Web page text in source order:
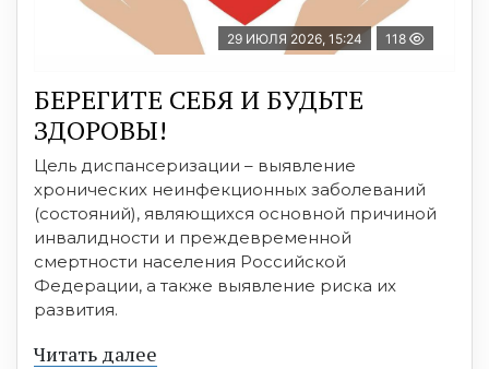
29 ИЮЛЯ 2026, 15:24 118
БЕРЕГИТЕ СЕБЯ И БУДЬТЕ
ЗДОРОВЫ!
Цель диспансеризации – выявление
хронических неинфекционных заболеваний
(состояний), являющихся основной причиной
инвалидности и преждевременной
смертности населения Российской
Федерации, а также выявление риска их
развития.
Читать далее